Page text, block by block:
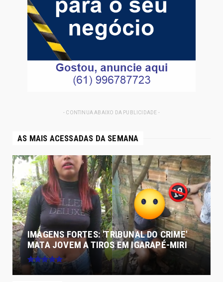
- CONTINUA ABAIXO DA PUBLICIDADE -
AS MAIS ACESSADAS DA SEMANA
IMAGENS FORTES: 'TRIBUNAL DO CRIME'
MATA JOVEM A TIROS EM IGARAPÉ-MIRI